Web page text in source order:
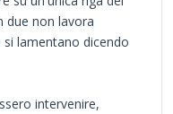
due non lavora
lamentano dicendo
intervenire,